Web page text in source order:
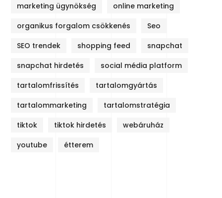
marketing ügynökség
online marketing
organikus forgalom csökkenés
Seo
SEO trendek
shopping feed
snapchat
snapchat hirdetés
social média platform
tartalomfrissítés
tartalomgyártás
tartalommarketing
tartalomstratégia
tiktok
tiktok hirdetés
webáruház
youtube
étterem